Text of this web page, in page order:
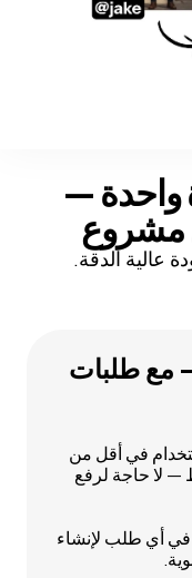
—
مشروع
عالية الدقة.
مع طلبات
في أقل من
— لا حاجة لرفع
في أي طلب لإنشاء